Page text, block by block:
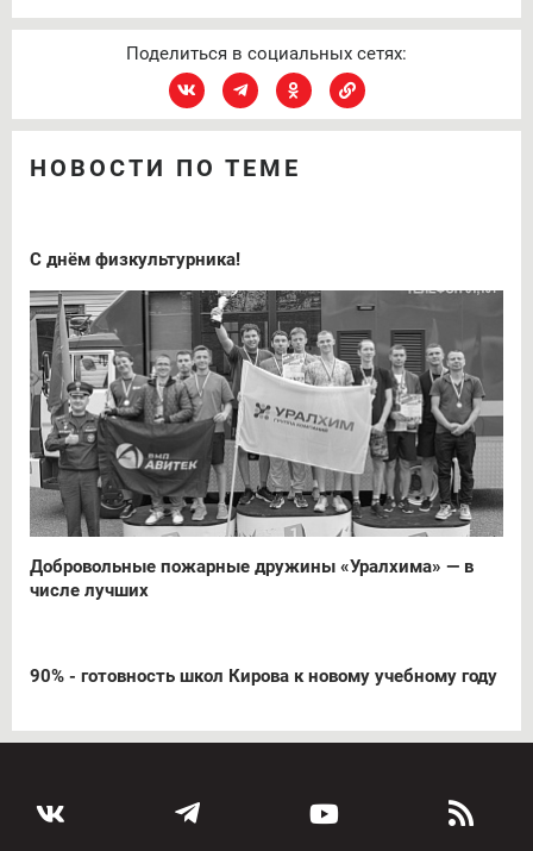
Поделиться в социальных сетях:
НОВОСТИ ПО ТЕМЕ
С днём физкультурника!
Добровольные пожарные дружины «Уралхима» — в
числе лучших
90% - готовность школ Кирова к новому учебному году